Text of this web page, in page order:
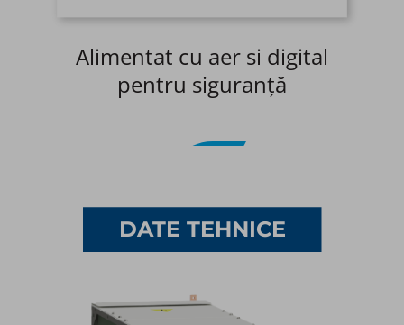
Alimentat cu aer si digital
pentru siguranță
DATE TEHNICE